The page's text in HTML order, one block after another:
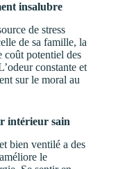
insalubre
de stress
de sa famille, la
coût potentiel des
constante et
sur le moral au
intérieur sain
bien ventilé a des
le